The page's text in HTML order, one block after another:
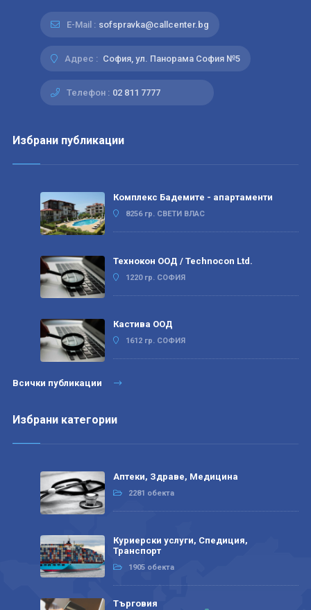
E-Mail : sofspravka@callcenter.bg
Адрес : София, ул. Панорама София №5
Телефон : 02 811 7777
Избрани публикации
Комплекс Бадемите - апартаменти
8256 гр. СВЕТИ ВЛАС
Технокон ООД / Technocon Ltd.
1220 гр. СОФИЯ
Кастива ООД
1612 гр. СОФИЯ
Всички публикации
Избрани категории
Аптеки, Здраве, Медицина
2281 обекта
Куриерски услуги, Спедиция,
Транспорт
1905 обекта
Търговия